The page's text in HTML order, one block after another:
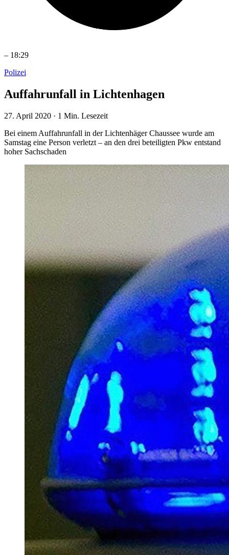
– 18:29
Polizei
Auffahrunfall in Lichtenhagen
27. April 2020 · 1 Min. Lesezeit
Bei einem Auffahrunfall in der Lichtenhäger Chaussee wurde am
Samstag eine Person verletzt – an den drei beteiligten Pkw entstand
hoher Sachschaden